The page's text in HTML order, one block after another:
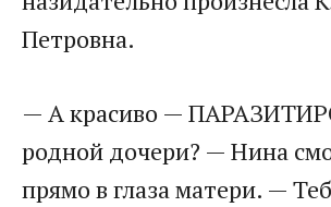
Петровна.
— А красиво —
родной дочери? — Нина
прямо в глаза матери. —